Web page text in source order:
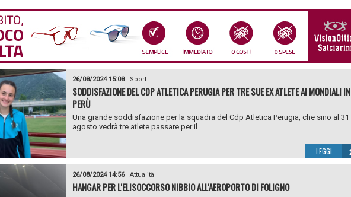
26/08/2024 15:08| Sport
SODDISFAZIONE DEL CDP ATLETICA PERUGIA PER TRE SUE EX ATLETE AI MONDIALI IN
PERÙ
Una grande soddisfazione per la squadra del Cdp Atletica Perugia, che sino al 31
agosto vedrà tre atlete passare per il ...
LEGGI
26/08/2024 14:56| Attualità
HANGAR PER L'ELISOCCORSO NIBBIO ALL'AEROPORTO DI FOLIGNO